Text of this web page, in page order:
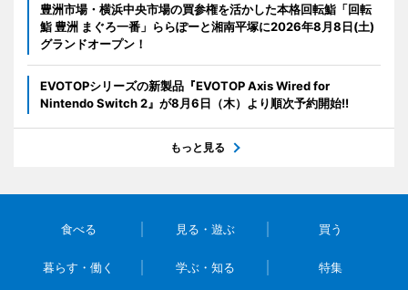
豊洲市場・横浜中央市場の買参権を活かした本格回転鮨「回転
鮨 豊洲 まぐろ一番」ららぽーと湘南平塚に2026年8月8日(土)
グランドオープン！
EVOTOPシリーズの新製品『EVOTOP Axis Wired for
Nintendo Switch 2』が8月6日（木）より順次予約開始!!
もっと見る
食べる 見る・遊ぶ 買う
暮らす・働く 学ぶ・知る 特集